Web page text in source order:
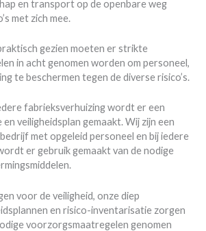
en transport op de openbare weg
met zich mee.
gezien moeten er strikte
in acht genomen worden om personeel,
te beschermen tegen de diverse risico’s.
fabrieksverhuizing wordt er een
veiligheidsplan gemaakt. Wij zijn een
met opgeleid personeel en bij iedere
er gebruik gemaakt van de nodige
voor de veiligheid, onze diep
en risico-inventarisatie zorgen
voorzorgsmaatregelen genomen